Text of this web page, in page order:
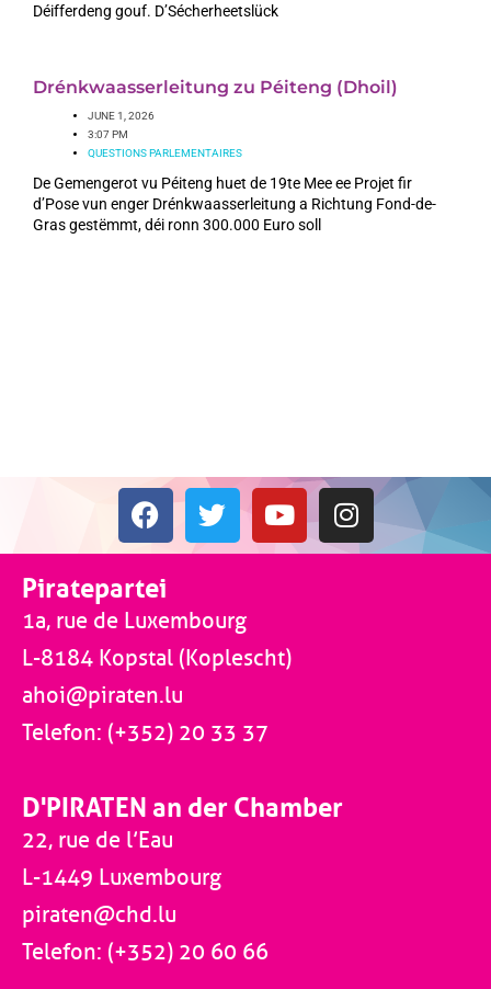
Déifferdeng gouf. D’Sécherheetslück
Drénkwaasserleitung zu Péiteng (Dhoil)
JUNE 1, 2026
3:07 PM
QUESTIONS PARLEMENTAIRES
De Gemengerot vu Péiteng huet de 19te Mee ee Projet fir
d’Pose vun enger Drénkwaasserleitung a Richtung Fond-de-
Gras gestëmmt, déi ronn 300.000 Euro soll
Piratepartei
1a, rue de Luxembourg
L-8184 Kopstal (Koplescht)
ahoi@piraten.lu
Telefon: (+352) 20 33 37
D'PIRATEN an der Chamber
22, rue de l’Eau
L-1449 Luxembourg
piraten@chd.lu
Telefon: (+352) 20 60 66